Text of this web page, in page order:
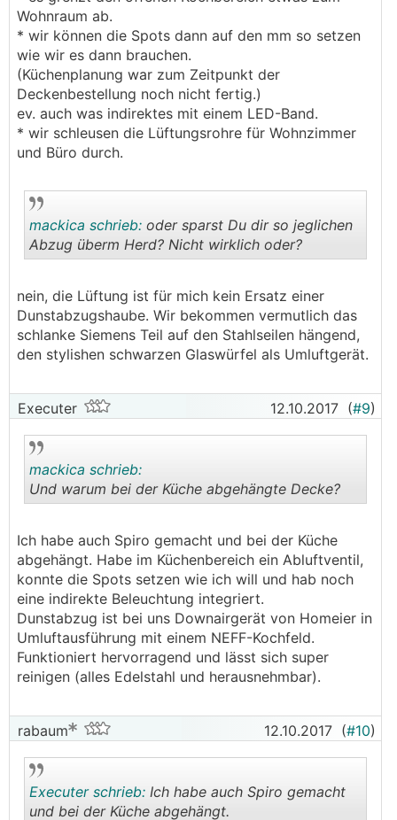
Wohnraum ab.
* wir können die Spots dann auf den mm so setzen
wie wir es dann brauchen.
(Küchenplanung war zum Zeitpunkt der
Deckenbestellung noch nicht fertig.)
ev. auch was indirektes mit einem LED-Band.
* wir schleusen die Lüftungsrohre für Wohnzimmer
und Büro durch.
..
mackica schrieb: oder sparst Du dir so jeglichen
Abzug überm Herd? Nicht wirklich oder?
nein, die Lüftung ist für mich kein Ersatz einer
Dunstabzugshaube. Wir bekommen vermutlich das
schlanke Siemens Teil auf den Stahlseilen hängend,
den stylishen schwarzen Glaswürfel als Umluftgerät.
Executer 12.10.2017 (#9)
..
mackica schrieb:
Und warum bei der Küche abgehängte Decke?
Ich habe auch Spiro gemacht und bei der Küche
abgehängt. Habe im Küchenbereich ein Abluftventil,
konnte die Spots setzen wie ich will und hab noch
eine indirekte Beleuchtung integriert.
Dunstabzug ist bei uns Downairgerät von Homeier in
Umluftausführung mit einem NEFF-Kochfeld.
Funktioniert hervorragend und lässt sich super
reinigen (alles Edelstahl und herausnehmbar).
rabaum 12.10.2017 (#10)
Executer schrieb: Ich habe auch Spiro gemacht
und bei der Küche abgehängt.